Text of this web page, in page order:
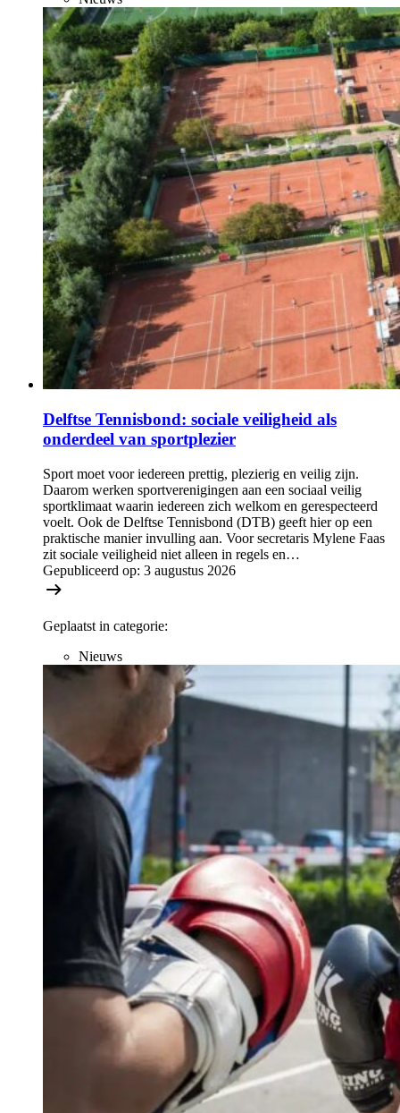
Delftse Tennisbond: sociale veiligheid als
onderdeel van sportplezier
Sport moet voor iedereen prettig, plezierig en veilig zijn.
Daarom werken sportverenigingen aan een sociaal veilig
sportklimaat waarin iedereen zich welkom en gerespecteerd
voelt. Ook de Delftse Tennisbond (DTB) geeft hier op een
praktische manier invulling aan. Voor secretaris Mylene Faas
zit sociale veiligheid niet alleen in regels en…
Gepubliceerd op: 3 augustus 2026
Geplaatst in categorie:
Nieuws